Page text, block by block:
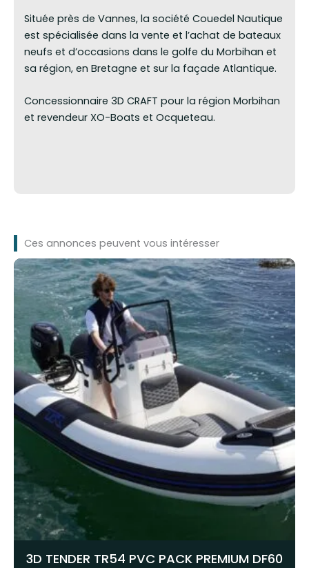
Située près de Vannes, la société Couedel Nautique
est spécialisée dans la vente et l’achat de bateaux
neufs et d’occasions dans le golfe du Morbihan et
sa région, en Bretagne et sur la façade Atlantique.
Concessionnaire 3D CRAFT pour la région Morbihan
et revendeur XO-Boats et Ocqueteau.
Ces annonces peuvent vous intéresser
3D TENDER TR54 PVC PACK PREMIUM DF60